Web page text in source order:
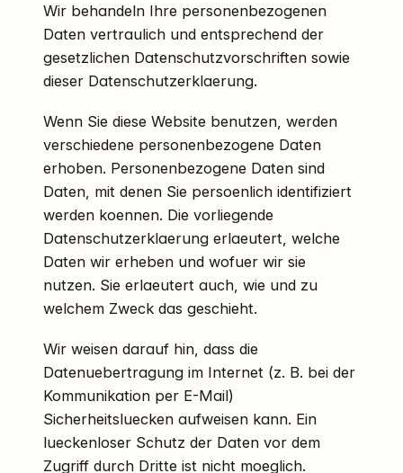
Wir behandeln Ihre personenbezogenen
Daten vertraulich und entsprechend der
gesetzlichen Datenschutzvorschriften sowie
dieser Datenschutzerklaerung.
Wenn Sie diese Website benutzen, werden
verschiedene personenbezogene Daten
erhoben. Personenbezogene Daten sind
Daten, mit denen Sie persoenlich identifiziert
werden koennen. Die vorliegende
Datenschutzerklaerung erlaeutert, welche
Daten wir erheben und wofuer wir sie
nutzen. Sie erlaeutert auch, wie und zu
welchem Zweck das geschieht.
Wir weisen darauf hin, dass die
Datenuebertragung im Internet (z. B. bei der
Kommunikation per E-Mail)
Sicherheitsluecken aufweisen kann. Ein
lueckenloser Schutz der Daten vor dem
Zugriff durch Dritte ist nicht moeglich.